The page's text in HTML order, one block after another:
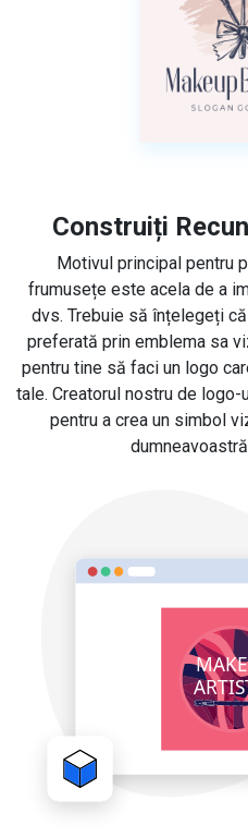
Construiți
Motivul principal pentru
frumusețe este acela de a
dvs. Trebuie să înțelegeți
preferată prin emblema sa
pentru tine să faci un logo
tale. Creatorul nostru de
pentru a crea un simbol